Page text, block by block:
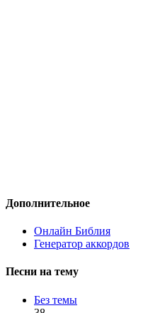
Дополнительное
Онлайн Библия
Генератор аккордов
Песни на тему
Без темы